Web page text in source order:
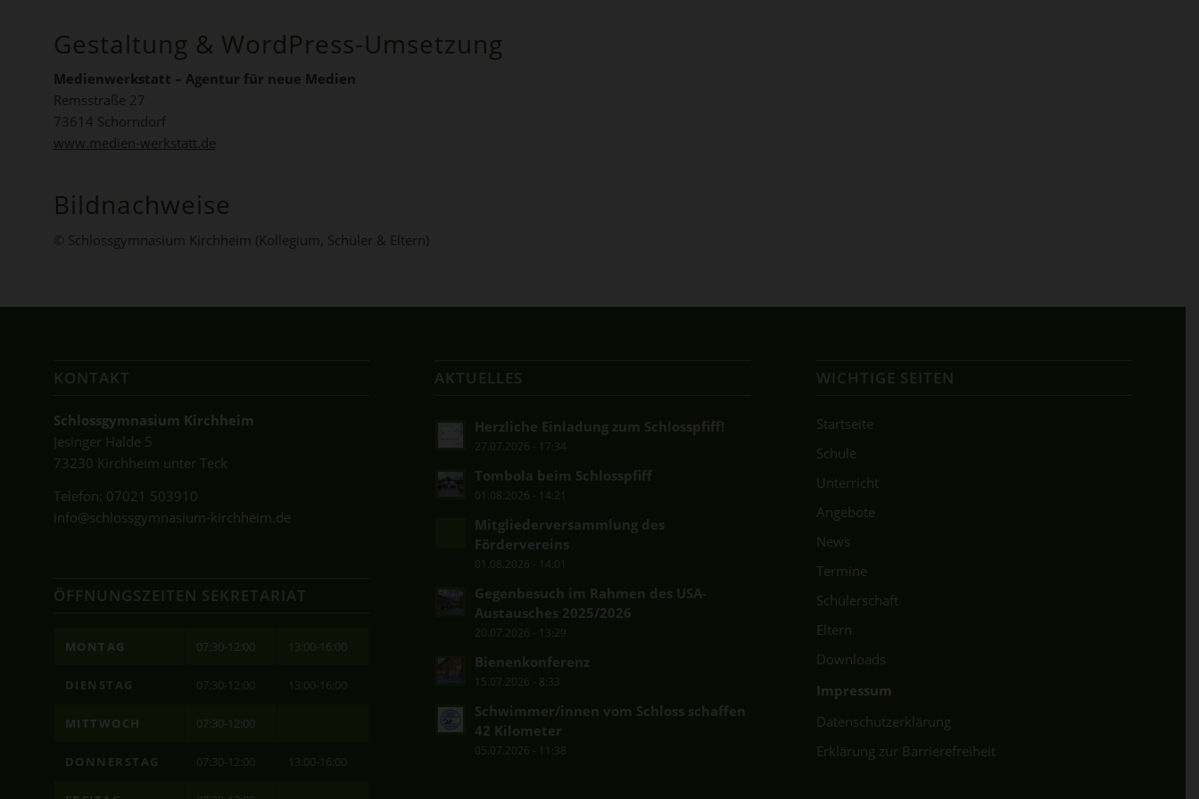
Gestaltung & WordPress-Umsetzung
Medienwerkstatt – Agentur für neue Medien
Remsstraße 27
73614 Schorndorf
www.medien-werkstatt.de
Bildnachweise
© Schlossgymnasium Kirchheim (Kollegium, Schüler & Eltern)
KONTAKT
Schlossgymnasium Kirchheim
Jesinger Halde 5
73230 Kirchheim unter Teck
Telefon: 07021 503910
info@schlossgymnasium-kirchheim.de
ÖFFNUNGSZEITEN SEKRETARIAT
MONTAG 07:30-12:00 13:00-16:00
DIENSTAG 07:30-12:00 13:00-16:00
MITTWOCH 07:30-12:00
DONNERSTAG 07:30-12:00 13:00-16:00
AKTUELLES
Herzliche Einladung zum Schlosspfiff!
27.07.2026 - 17:34
Tombola beim Schlosspfiff
01.08.2026 - 14:21
Mitgliederversammlung des
Fördervereins
01.08.2026 - 14:01
Gegenbesuch im Rahmen des USA-
Austausches 2025/2026
20.07.2026 - 13:29
Bienenkonferenz
15.07.2026 - 8:33
Schwimmer/innen vom Schloss schaffen
42 Kilometer
05.07.2026 - 11:38
WICHTIGE SEITEN
Startseite
Schule
Unterricht
Angebote
News
Termine
Schülerschaft
Eltern
Downloads
Impressum
Datenschutzerklärung
Erklärung zur Barrierefreiheit